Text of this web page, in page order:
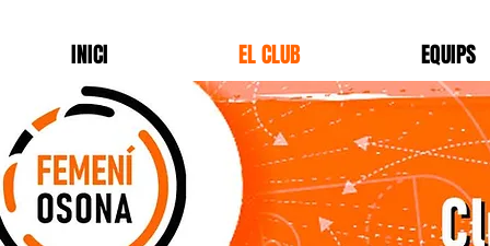
INICI EL CLUB EQUIPS